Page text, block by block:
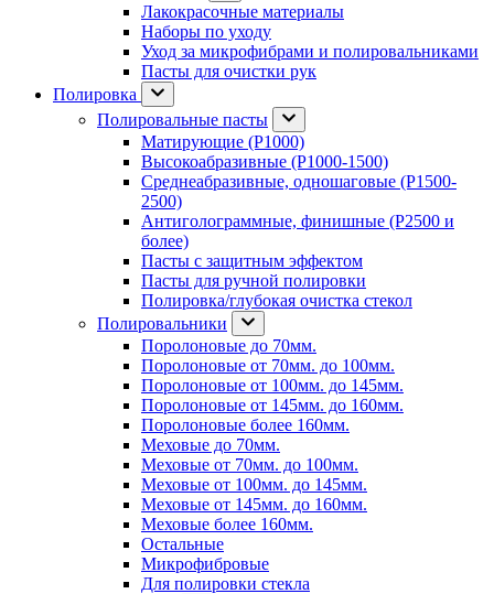
Лакокрасочные материалы
Наборы по уходу
Уход за микрофибрами и полировальниками
Пасты для очистки рук
Полировка
Полировальные пасты
Матирующие (P1000)
Высокоабразивные (P1000-1500)
Среднеабразивные, одношаговые (P1500-
2500)
Антиголограммные, финишные (P2500 и
более)
Пасты с защитным эффектом
Пасты для ручной полировки
Полировка/глубокая очистка стекол
Полировальники
Поролоновые до 70мм.
Поролоновые от 70мм. до 100мм.
Поролоновые от 100мм. до 145мм.
Поролоновые от 145мм. до 160мм.
Поролоновые более 160мм.
Меховые до 70мм.
Меховые от 70мм. до 100мм.
Меховые от 100мм. до 145мм.
Меховые от 145мм. до 160мм.
Меховые более 160мм.
Остальные
Микрофибровые
Для полировки стекла